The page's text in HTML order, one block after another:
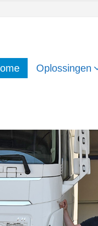
Oplossingen